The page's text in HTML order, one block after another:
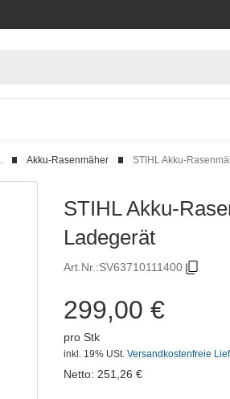
Akku-Rasenmäher STIHL Akku-
STIHL Akku-
Ladegerät
Art.Nr.:SV63710111400
299,00 €
pro Stk
inkl. 19% USt. Versandkostenfreie
Netto: 251,26 €